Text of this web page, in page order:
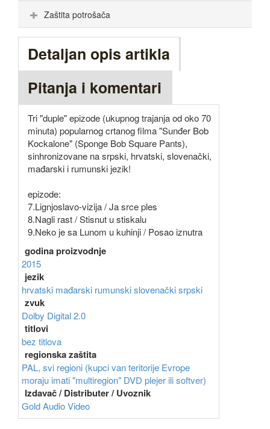
Zaštita potrošača
Detaljan opis artikla
Pitanja i komentari
Tri "duple" epizode (ukupnog trajanja od oko 70
minuta) popularnog crtanog filma "Sunđer Bob
Kockalone" (Sponge Bob Square Pants),
sinhronizovane na srpski, hrvatski, slovenački,
mađarski i rumunski jezik!
epizode:
7.Lignjoslavo-vizija / Ja srce ples
8.Nagli rast / Stisnut u stiskalu
9.Neko je sa Lunom u kuhinji / Posao iznutra
godina proizvodnje
2015
jezik
hrvatski mađarski rumunskislovenačkisrpski
zvuk
Dolby Digital 2.0
titlovi
bez titlova
regionska zaštita
PAL, svi regioni (kupci van teritorije Evrope
moraju imati "multiregion" DVD plejer ili softver)
Izdavač / Distributer / Uvoznik
Gold Audio Video